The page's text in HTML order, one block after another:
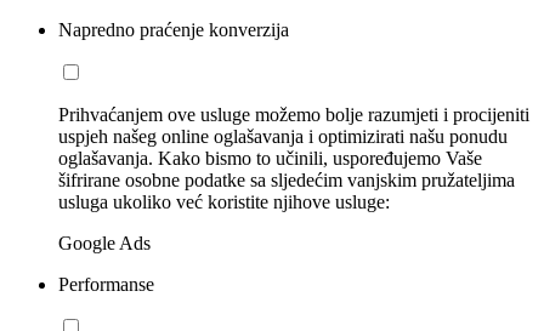
Napredno praćenje konverzija
Prihvaćanjem ove usluge možemo bolje razumjeti i procijeniti
uspjeh našeg online oglašavanja i optimizirati našu ponudu
oglašavanja. Kako bismo to učinili, uspoređujemo Vaše
šifrirane osobne podatke sa sljedećim vanjskim pružateljima
usluga ukoliko već koristite njihove usluge:
Google Ads
Performanse